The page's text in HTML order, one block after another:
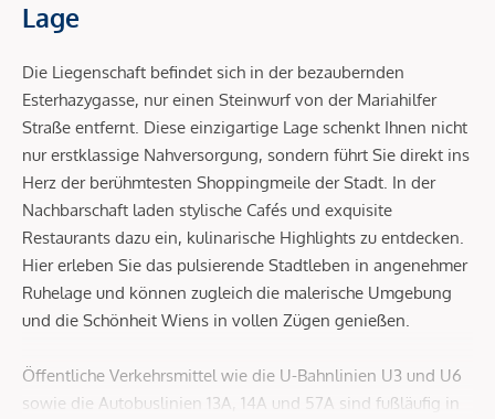
Lage
Die Liegenschaft befindet sich in der bezaubernden
Esterhazygasse, nur einen Steinwurf von der Mariahilfer
Straße entfernt. Diese einzigartige Lage schenkt Ihnen nicht
nur erstklassige Nahversorgung, sondern führt Sie direkt ins
Herz der berühmtesten Shoppingmeile der Stadt. In der
Nachbarschaft laden stylische Cafés und exquisite
Restaurants dazu ein, kulinarische Highlights zu entdecken.
Hier erleben Sie das pulsierende Stadtleben in angenehmer
Ruhelage und können zugleich die malerische Umgebung
und die Schönheit Wiens in vollen Zügen genießen.
Öffentliche Verkehrsmittel wie die U-Bahnlinien U3 und U6
sowie die Autobuslinien 13A, 14A und 57A sind fußläufig in